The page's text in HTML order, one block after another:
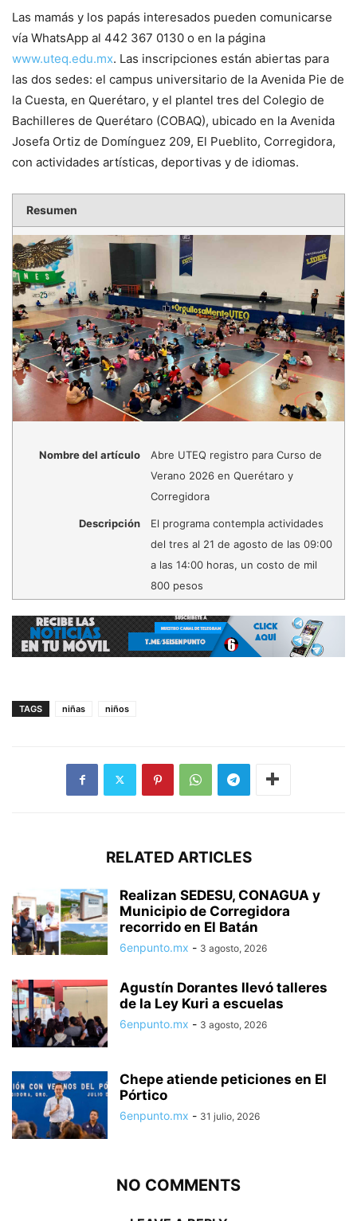
Las mamás y los papás interesados pueden comunicarse
vía WhatsApp al 442 367 0130 o en la página
www.uteq.edu.mx. Las inscripciones están abiertas para
las dos sedes: el campus universitario de la Avenida Pie de
la Cuesta, en Querétaro, y el plantel tres del Colegio de
Bachilleres de Querétaro (COBAQ), ubicado en la Avenida
Josefa Ortiz de Domínguez 209, El Pueblito, Corregidora,
con actividades artísticas, deportivas y de idiomas.
Resumen
Nombre del artículo
Abre UTEQ registro para Curso de
Verano 2026 en Querétaro y
Corregidora
Descripción
El programa contempla actividades
del tres al 21 de agosto de las 09:00
a las 14:00 horas, un costo de mil
800 pesos
TAGS niñas niños
RELATED ARTICLES
Realizan SEDESU, CONAGUA y
Municipio de Corregidora
recorrido en El Batán
6enpunto.mx - 3 agosto, 2026
Agustín Dorantes llevó talleres
de la Ley Kuri a escuelas
6enpunto.mx - 3 agosto, 2026
Chepe atiende peticiones en El
Pórtico
6enpunto.mx - 31 julio, 2026
NO COMMENTS